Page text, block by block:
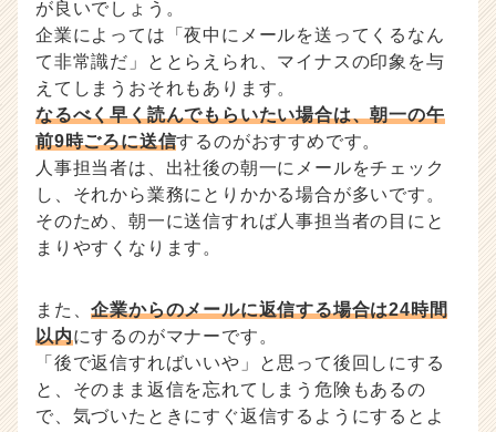
が良いでしょう。
企業によっては「夜中にメールを送ってくるなん
て非常識だ」ととらえられ、マイナスの印象を与
えてしまうおそれもあります。
なるべく早く読んでもらいたい場合は、朝一の午
前9時ごろに送信するのがおすすめです。
人事担当者は、出社後の朝一にメールをチェック
し、それから業務にとりかかる場合が多いです。
そのため、朝一に送信すれば人事担当者の目にと
まりやすくなります。
また、企業からのメールに返信する場合は24時間
以内にするのがマナーです。
「後で返信すればいいや」と思って後回しにする
と、そのまま返信を忘れてしまう危険もあるの
で、気づいたときにすぐ返信するようにするとよ